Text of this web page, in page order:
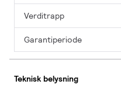
Verditrapp
Garantiperiode
Teknisk belysning